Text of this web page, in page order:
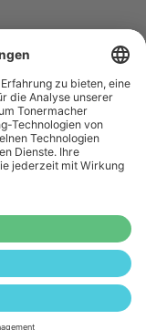
sich ein Warenwert
Ihrem Warenkorb, ist der
richtet sich
sind,
Portal